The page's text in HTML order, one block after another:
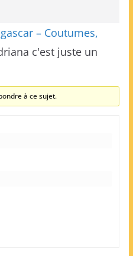
– Coutumes,
c'est juste un
à ce sujet.